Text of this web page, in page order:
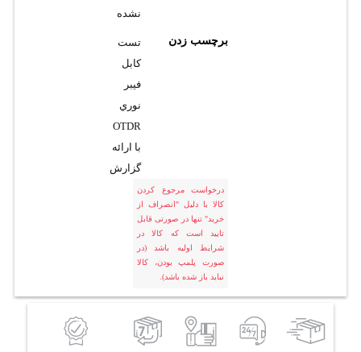
نشده
برچسب زدن
تست
کابل
فيبر
نوري
OTDR
با ارائه
گزارش
درخواست مرجوع کردن
کالا با دلیل "انصراف از
خرید" تنها در صورتی قابل
تایید است که کالا در
شرایط اولیه باشد (در
صورت پلمپ بودن، کالا
نباید باز شده باشد).